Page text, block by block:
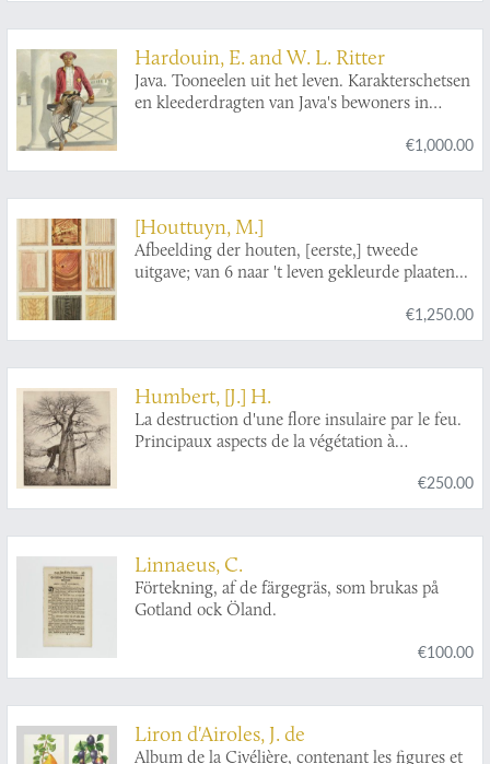
Hardouin, E. and W. L. Ritter
Java. Tooneelen uit het leven. Karakterschetsen
en kleederdragten van Java's bewoners in
Hardouin met tekst van W. L. Ritter en een
voorwoord van H. M. Lange, gepensionneerd
bewerkt.
€1,000.00
[Houttuyn, M.]
Afbeelding der houten, [eerste,] tweede
uitgave; van 6 naar 't leven gekleurde plaaten...
€1,250.00
Humbert, [J.] H.
La destruction d'une flore insulaire par le feu.
Principaux aspects de la végétation à
€250.00
Linnaeus, C.
Förtekning, af de färgegräs, som brukas på
Gotland ock Öland.
€100.00
Liron d'Airoles, J. de
Album de la Civélière, contenant les figures et